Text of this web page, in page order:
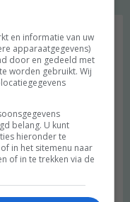
en informatie van uw
apparaatgegevens)
door en gedeeld met
worden gebruikt. Wij
belang. U kunt
hieronder te
in het sitemenu naar
of in te trekken via de